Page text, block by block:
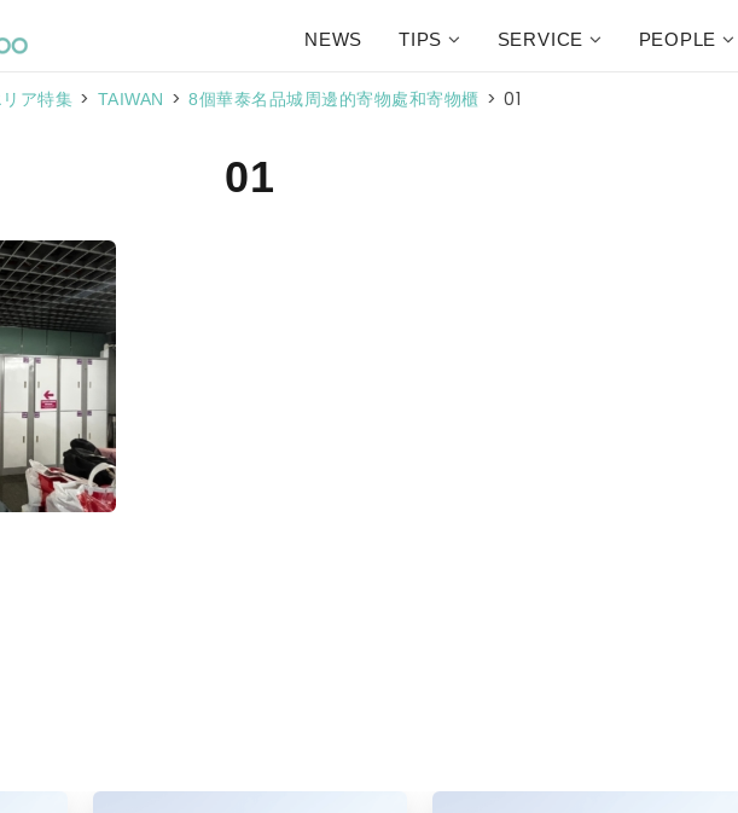
NEWS TIPS SERVICE PEOPLE
リア特集 > TAIWAN > 8個華泰名品城周邊的寄物處和寄物櫃 > 01
01